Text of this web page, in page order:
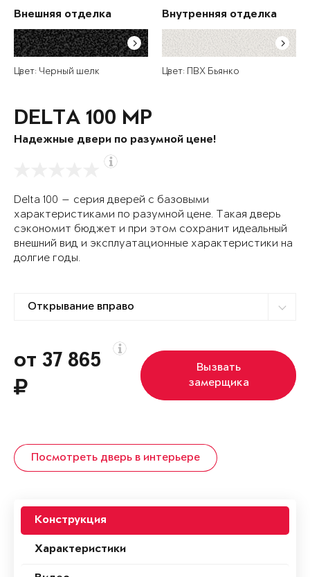
Внешняя отделка
Цвет: Черный шелк
Внутренняя отделка
Цвет: ПВХ Бьянко
DELTA 100 MP
Надежные двери по разумной цене!
Delta 100 — серия дверей с базовыми
характеристиками по разумной цене. Такая дверь
сэкономит бюджет и при этом сохранит идеальный
внешний вид и эксплуатационные характеристики на
долгие годы.
от 37 865
Вызвать
замерщика
Посмотреть дверь в интерьере
Конструкция
Характеристики